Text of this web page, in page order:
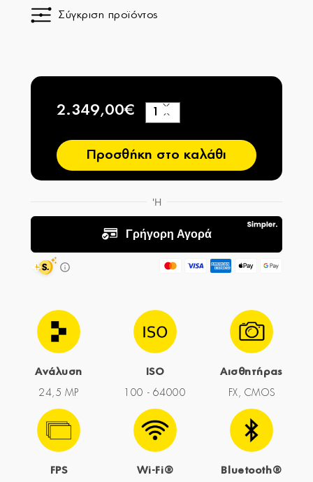
Σύγκριση προϊόντος
2.349,00€
−
+
Προσθήκη στο καλάθι
Ανάλυση
24,5 MP
ISO
100 - 64000
Αισθητήρας
FX, CMOS
FPS Wi-Fi® Bluetooth®